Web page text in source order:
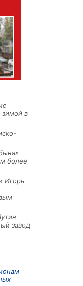
зимой в
более
Игорь
завод